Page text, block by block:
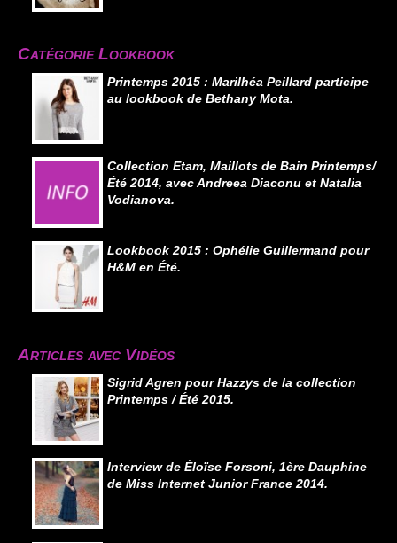
Catégorie Lookbook
Printemps 2015 : Marilhéa Peillard participe
au lookbook de Bethany Mota.
Collection Etam, Maillots de Bain Printemps/
Été 2014, avec Andreea Diaconu et Natalia
Vodianova.
Lookbook 2015 : Ophélie Guillermand pour
H&M en Été.
Articles avec Vidéos
Sigrid Agren pour Hazzys de la collection
Printemps / Été 2015.
Interview de Éloïse Forsoni, 1ère Dauphine
de Miss Internet Junior France 2014.